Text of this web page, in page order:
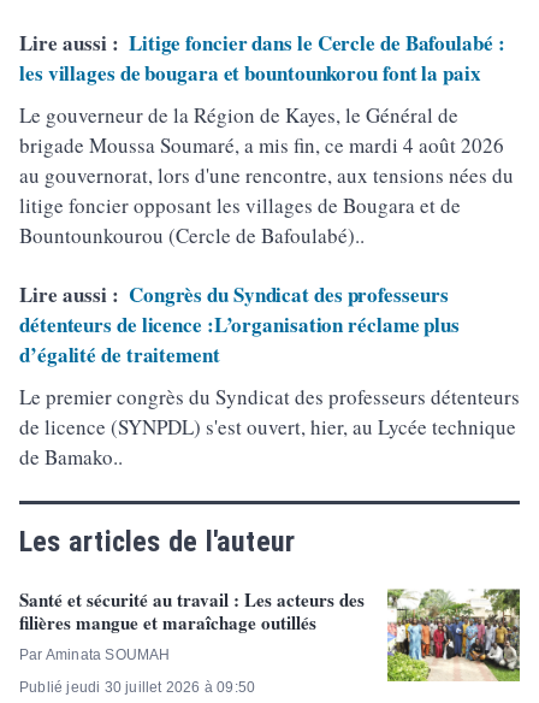
Lire aussi : Litige foncier dans le Cercle de Bafoulabé :
les villages de bougara et bountounkorou font la paix
Le gouverneur de la Région de Kayes, le Général de
brigade Moussa Soumaré, a mis fin, ce mardi 4 août 2026
au gouvernorat, lors d'une rencontre, aux tensions nées du
litige foncier opposant les villages de Bougara et de
Bountounkourou (Cercle de Bafoulabé)..
Lire aussi : Congrès du Syndicat des professeurs
détenteurs de licence :L’organisation réclame plus
d’égalité de traitement
Le premier congrès du Syndicat des professeurs détenteurs
de licence (SYNPDL) s'est ouvert, hier, au Lycée technique
de Bamako..
Les articles de l'auteur
Santé et sécurité au travail : Les acteurs des
filières mangue et maraîchage outillés
Par Aminata SOUMAH
Publié jeudi 30 juillet 2026 à 09:50